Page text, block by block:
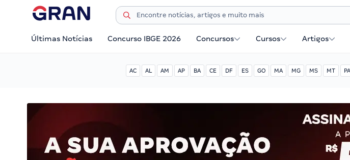
Últimas Notícias Concurso IBGE 2026 Concursos Cursos Artigos
AC AL AM AP BA CE DF ES GO MA MG MS MT PA